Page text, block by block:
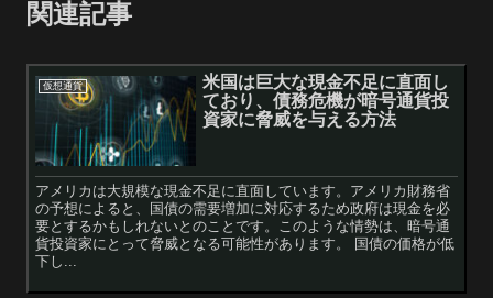
関連記事
仮想通貨
米国は巨大な現金不足に直面し
ており、債務危機が暗号通貨投
資家に脅威を与える方法
アメリカは大規模な現金不足に直面しています。アメリカ財務省
の予想によると、国債の需要増加に対応するため政府は現金を必
要とするかもしれないとのことです。このような情勢は、暗号通
貨投資家にとって脅威となる可能性があります。 国債の価格が低
下し...